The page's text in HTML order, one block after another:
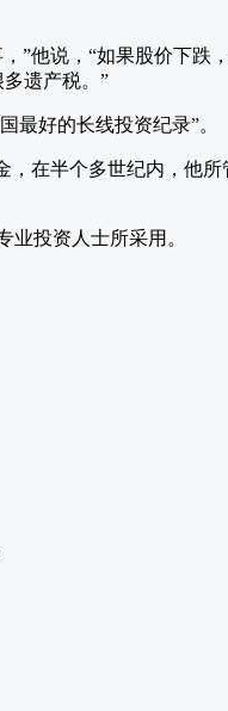
”他说，“如果股价下跌
遗产税。”
最好的长线投资纪录”。
在半个多世纪内，他所
投资人士所采用。